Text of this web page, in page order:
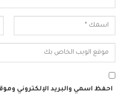
احفظ اسمي والبريد الإلكتروني